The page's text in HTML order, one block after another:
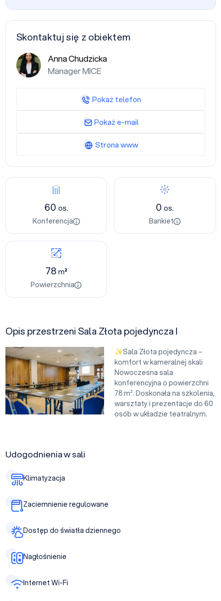
60 os.
Konferencja
0os.
Bankiet
78m²
Powierzchnia
Opis przestrzeni Sala Złota pojedyncza I
✨Sala Złota pojedyncza –
komfort w kameralnej skali
Nowoczesna sala
konferencyjna o powierzchni
78 m². Doskonała na szkolenia,
warsztaty i prezentacje do 60
osób w układzie teatralnym.
Udogodnienia w sali
Klimatyzacja
Zaciemnienie regulowane
Dostęp do światła dziennego
Nagłośnienie
Internet Wi-Fi
Skontaktuj się z obiektem
Anna Chudzicka
Manager MICE
Pokaż telefon
Pokaż e-mail
Strona www